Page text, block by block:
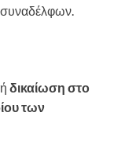
συναδέλφων.
δικαίωση στο
των